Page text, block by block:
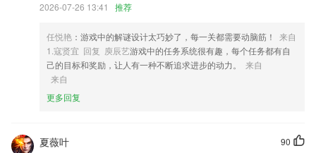
2,工业级物联网平台，数据采集实时准确
4,覆盖银行业法律法规与综合能力，个人理财等全部科目的题库。
5,支持自动开始下个定时器，自动开始休息
6,* 微商创业者用来管理订单和发货。
1.多场景AI智能语伴；
2026-07-26 13:41 推荐
任悦艳 ：游戏中的解谜设计太巧妙了，每一关都需要动脑筋！
来自
1.寇贤宜 回复 庾辰艺游戏中的任务系统很有趣，每个任务都有自
己的目标和奖励，让人有一种不断追求进步的动力。
来自
来自
更多回复
90
夏薇叶